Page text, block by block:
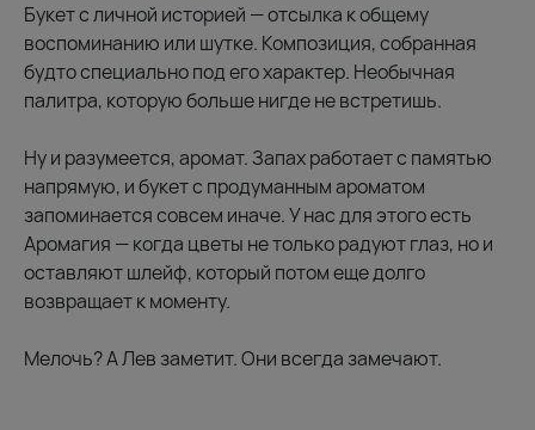
Букет с личной историей — отсылка к общему
воспоминанию или шутке. Композиция, собранная
будто специально под его характер. Необычная
палитра, которую больше нигде не встретишь.
Ну и разумеется, аромат. Запах работает с памятью
напрямую, и букет с продуманным ароматом
запоминается совсем иначе. У нас для этого есть
Аромагия — когда цветы не только радуют глаз, но и
оставляют шлейф, который потом еще долго
возвращает к моменту.
Мелочь? А Лев заметит. Они всегда замечают.